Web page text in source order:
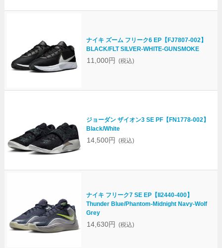
ナイキ ズーム フリーク6 EP【FJ7807-002】
BLACK/FLT SILVER-WHITE-GUNSMOKE
11,000円 (税込)
ジョーダン ザイオン3 SE PF【FN1778-002】
Black/White
14,500円 (税込)
ナイキ フリーク7 SE EP【II2440-400】
Thunder Blue/Phantom-Midnight Navy-Wolf
Grey
14,630円 (税込)